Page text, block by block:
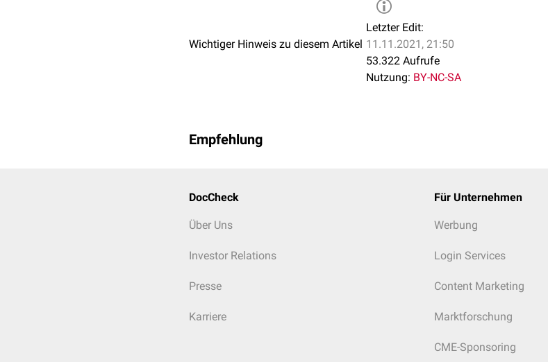
Wichtiger Hinweis zu diesem Artikel
Letzter Edit:
11.11.2021, 21:50
53.322 Aufrufe
Nutzung: BY-NC-SA
Empfehlung
DocCheck
Über Uns
Investor Relations
Presse
Karriere
Für Unternehmen
Werbung
Login Services
Content Marketing
Marktforschung
CME-Sponsoring